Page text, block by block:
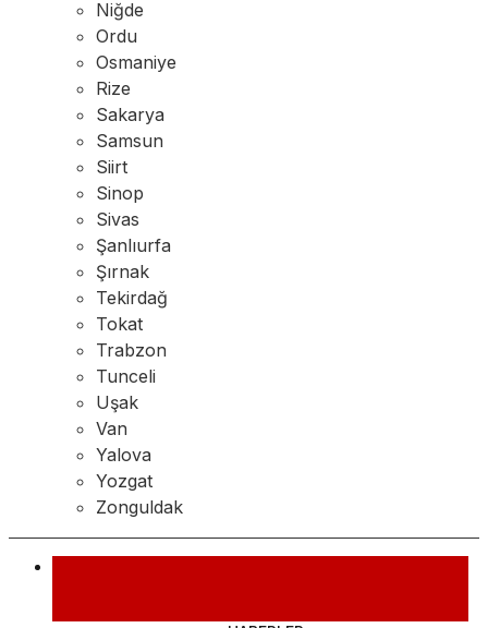
Niğde
Ordu
Osmaniye
Rize
Sakarya
Samsun
Siirt
Sinop
Sivas
Şanlıurfa
Şırnak
Tekirdağ
Tokat
Trabzon
Tunceli
Uşak
Van
Yalova
Yozgat
Zonguldak